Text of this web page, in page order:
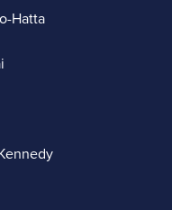
Hatta